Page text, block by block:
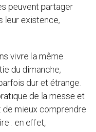
peuvent partager
leur existence,
vivre la même
du dimanche,
dur et étrange.
de la messe et
mieux comprendre
: en effet,